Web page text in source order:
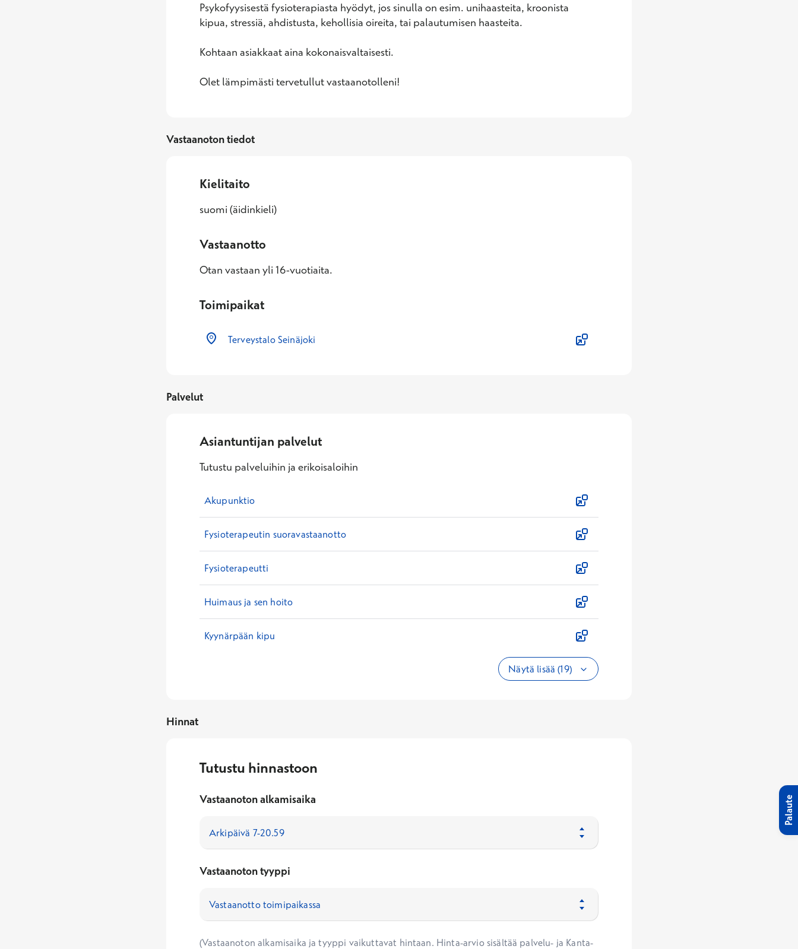
Psykofyysisestä fysioterapiasta hyödyt, jos sinulla on esim. unihaasteita, kroonista
kipua, stressiä, ahdistusta, kehollisia oireita, tai palautumisen haasteita.
Kohtaan asiakkaat aina kokonaisvaltaisesti.
Olet lämpimästi tervetullut vastaanotolleni!
Vastaanoton tiedot
Kielitaito
suomi (äidinkieli)
Vastaanotto
Otan vastaan yli 16-vuotiaita.
Toimipaikat
Terveystalo Seinäjoki
Palvelut
Asiantuntijan palvelut
Tutustu palveluihin ja erikoisaloihin
Akupunktio
Fysioterapeutin suoravastaanotto
Fysioterapeutti
Huimaus ja sen hoito
Kyynärpään kipu
Näytä lisää (19)
Hinnat
Tutustu hinnastoon
Vastaanoton alkamisaika
Vastaanoton tyyppi
(Vastaanoton alkamisaika ja tyyppi vaikuttavat hintaan. Hinta-arvio sisältää palvelu- ja Kanta-
Palaute